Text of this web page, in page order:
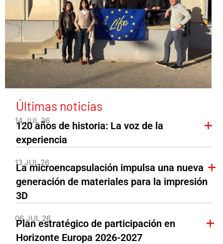
Últimas noticias
14 JUL 26
120 años de historia: La voz de la
experiencia
13 JUL 26
La microencapsulación impulsa una nueva
generación de materiales para la impresión
3D
06 JUL 26
Plan estratégico de participación en
Horizonte Europa 2026-2027